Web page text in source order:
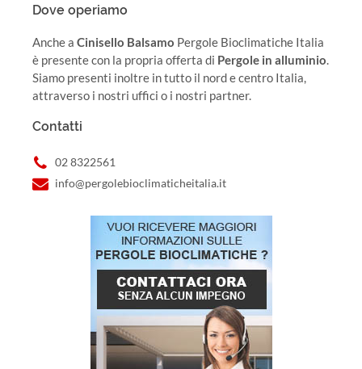
Dove operiamo
Anche a Cinisello Balsamo Pergole Bioclimatiche Italia
è presente con la propria offerta di Pergole in alluminio.
Siamo presenti inoltre in tutto il nord e centro Italia,
attraverso i nostri uffici o i nostri partner.
Contatti
02 8322561
info@pergolebioclimaticheitalia.it